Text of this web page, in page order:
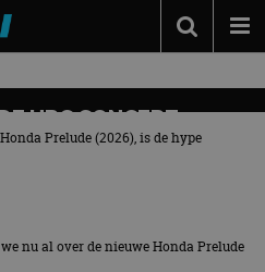
HRC CONCEPT
R-VERSIE?
motorsportactiviteiten
Prelude (2026), is de hype
nu al over de nieuwe Honda Prelude